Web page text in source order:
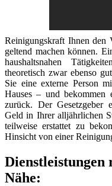
Reinigungskraft Ihnen den
geltend machen können.
haushaltsnahen
theoretisch zwar ebenso
Sie eine externe Person
Hauses – und bekommen
zurück. Der Gesetzgeber
Geld in Ihrer alljährlichen
teilweise erstattet zu
Hinsicht von einer
Nähe: